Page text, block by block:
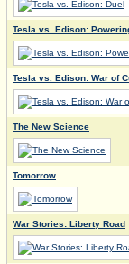
Tesla vs. Edison:
Tesla vs. Edison: War of
The New Science
Tomorrow
War Stories: Liberty Road